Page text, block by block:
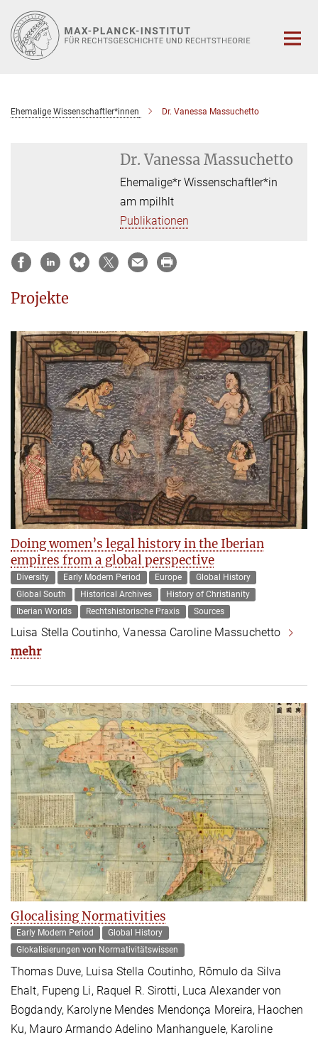
Hauptinhalt
Ehemalige Wissenschaftler*innen Dr. Vanessa Massuchetto
Dr. Vanessa Massuchetto
Ehemalige*r Wissenschaftler*in
am mpilhlt
Publikationen
Projekte
Doing women’s legal history in the Iberian
empires from a global perspective
Diversity Early Modern Period Europe
Global History
Global South
Historical Archives
History of Christianity
Iberian Worlds
Rechtshistorische Praxis Sources
Luisa Stella Coutinho, Vanessa Caroline Massuchetto
mehr
Glocalising Normativities
Early Modern Period
Global History
Glokalisierungen von Normativitätswissen
Thomas Duve, Luisa Stella Coutinho, Rômulo da Silva
Ehalt, Fupeng Li, Raquel R. Sirotti, Luca Alexander von
Bogdandy, Karolyne Mendes Mendonça Moreira, Haochen
Ku, Mauro Armando Adelino Manhanguele, Karoline